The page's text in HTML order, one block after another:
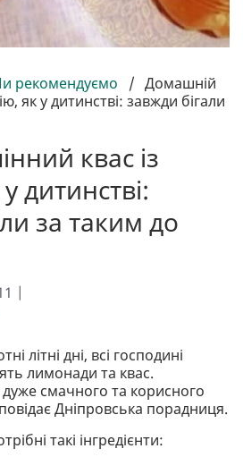
рекомендуємо / Домашній
як у дитинстві: завжди бігали
квас із
дитинстві:
за таким до
|
літні дні, всі господині
лимонади та квас.
смачного та корисного
Дніпровська порадниця.
такі інгредієнти: